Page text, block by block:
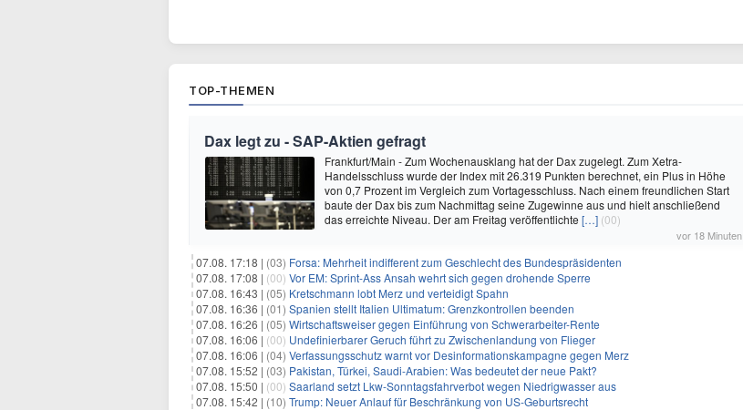
TOP-THEMEN
Dax legt zu - SAP-Aktien gefragt
Frankfurt/Main - Zum Wochenausklang hat der Dax zugelegt. Zum Xetra-
Handelsschluss wurde der Index mit 26.319 Punkten berechnet, ein Plus in Höhe
von 0,7 Prozent im Vergleich zum Vortagesschluss. Nach einem freundlichen Start
baute der Dax bis zum Nachmittag seine Zugewinne aus und hielt anschließend
das erreichte Niveau. Der am Freitag veröffentlichte […] (00)
vor 18 Minuten
07.08. 17:18 | (03) Forsa: Mehrheit indifferent zum Geschlecht des Bundespräsidenten
07.08. 17:08 | (00) Vor EM: Sprint-Ass Ansah wehrt sich gegen drohende Sperre
07.08. 16:43 | (05) Kretschmann lobt Merz und verteidigt Spahn
07.08. 16:36 | (01) Spanien stellt Italien Ultimatum: Grenzkontrollen beenden
07.08. 16:26 | (05) Wirtschaftsweiser gegen Einführung von Schwerarbeiter-Rente
07.08. 16:06 | (00) Undefinierbarer Geruch führt zu Zwischenlandung von Flieger
07.08. 16:06 | (04) Verfassungsschutz warnt vor Desinformationskampagne gegen Merz
07.08. 15:52 | (03) Pakistan, Türkei, Saudi-Arabien: Was bedeutet der neue Pakt?
07.08. 15:50 | (00) Saarland setzt Lkw-Sonntagsfahrverbot wegen Niedrigwasser aus
07.08. 15:42 | (10) Trump: Neuer Anlauf für Beschränkung von US-Geburtsrecht